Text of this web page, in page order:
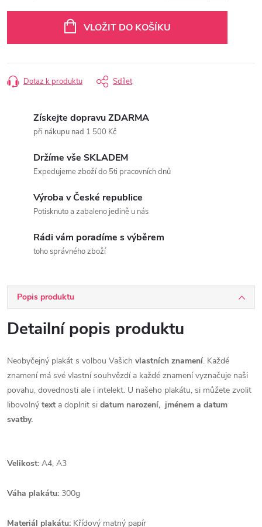
VLOŽIT DO KOŠÍKU
Dotaz k produktu Sdílet
Získejte dopravu ZDARMA
při nákupu nad 1 500 Kč
Držíme vše SKLADEM
Expedujeme zboží do 5ti pracovních dnů
Výroba v České republice
Potisknuto a zabaleno jedině u nás
Rádi vám poradíme s výběrem
toho správného zboží
Popis produktu
Detailní popis produktu
Neobyčejný plakát s volbou Vašich vlastních znamení. Každé
znamení má své vlastní souhvězdí a každé znamení vyznačuje naši
povahu, dovednosti ale i intelekt. U našeho plakátu, si můžete zvolit
libovolný text a doplnit si datum narození, jménem a datum
svatby.
Velikost: A4, A3
Váha plakátu: 300g
Materiál plakátu: Křídový matný papír